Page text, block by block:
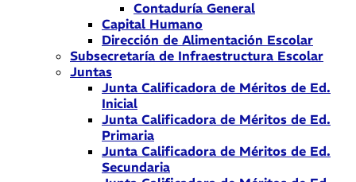
Contaduría General
Capital Humano
Dirección de Alimentación Escolar
Subsecretaría de Infraestructura Escolar
Juntas
Junta Calificadora de Méritos de Ed.
Inicial
Junta Calificadora de Méritos de Ed.
Primaria
Junta Calificadora de Méritos de Ed.
Secundaria